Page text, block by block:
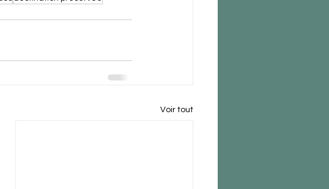
Voir tout